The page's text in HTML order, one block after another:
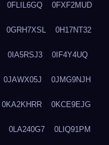
0FLIL6GQ 0FXF2MUD
0GRH7XSL 0H17NT32
0IA5RSJ3 0IF4Y4UQ
0JAWX05J 0JMG9NJH
0KA2KHRR 0KCE9EJG
0LA240G7 0LIQ91PM